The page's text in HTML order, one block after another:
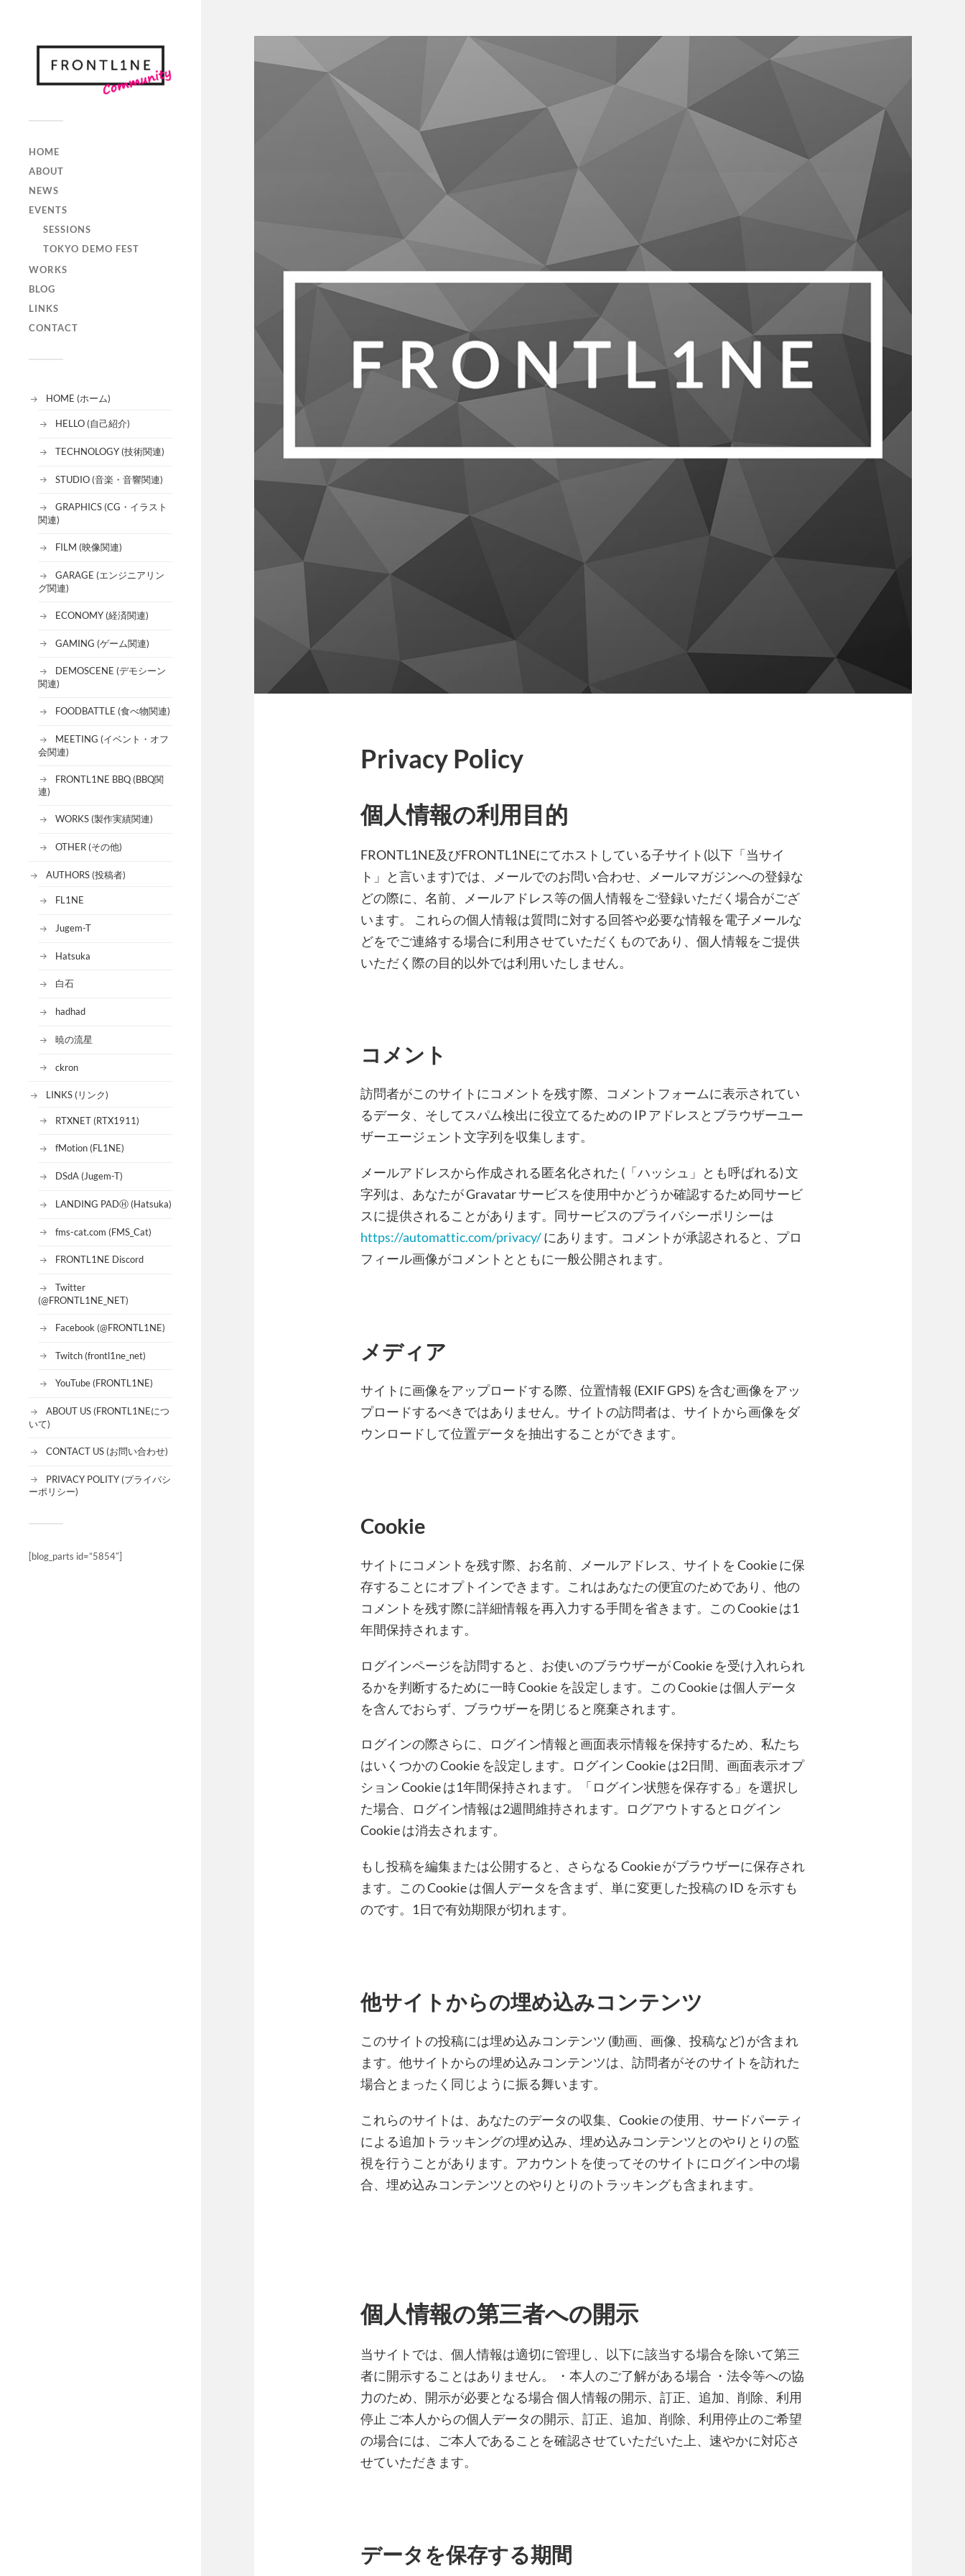
HOME
ABOUT
NEWS
EVENTS
SESSIONS
TOKYO DEMO FEST
WORKS
BLOG
LINKS
CONTACT
HOME (ホーム)
HELLO (自己紹介)
TECHNOLOGY (技術関連)
STUDIO (音楽・音響関連)
GRAPHICS (CG・イラスト
関連)
FILM (映像関連)
GARAGE (エンジニアリン
グ関連)
ECONOMY (経済関連)
GAMING (ゲーム関連)
DEMOSCENE (デモシーン
関連)
FOODBATTLE (食べ物関連)
MEETING (イベント・オフ
会関連)
FRONTL1NE BBQ (BBQ関
連)
WORKS (製作実績関連)
OTHER (その他)
AUTHORS (投稿者)
FL1NE
Jugem-T
Hatsuka
白石
hadhad
暁の流星
ckron
LINKS (リンク)
RTXNET (RTX1911)
fMotion (FL1NE)
DSdA (Jugem-T)
LANDING PADⒽ (Hatsuka)
fms-cat.com (FMS_Cat)
FRONTL1NE Discord
Twitter
(@FRONTL1NE_NET)
Facebook (@FRONTL1NE)
Twitch (frontl1ne_net)
YouTube (FRONTL1NE)
ABOUT US (FRONTL1NEにつ
いて)
CONTACT US (お問い合わせ)
PRIVACY POLITY (プライバシ
ーポリシー)
[blog_parts id=”5854″]
Privacy Policy
個人情報の利用目的
FRONTL1NE及びFRONTL1NEにてホストしている子サイト(以下「当サイ
ト」と言います)では、メールでのお問い合わせ、メールマガジンへの登録な
どの際に、名前、メールアドレス等の個人情報をご登録いただく場合がござ
います。 これらの個人情報は質問に対する回答や必要な情報を電子メールな
どをでご連絡する場合に利用させていただくものであり、個人情報をご提供
いただく際の目的以外では利用いたしません。
コメント
訪問者がこのサイトにコメントを残す際、コメントフォームに表示されてい
るデータ、そしてスパム検出に役立てるための IP アドレスとブラウザーユー
ザーエージェント文字列を収集します。
メールアドレスから作成される匿名化された (「ハッシュ」とも呼ばれる) 文
字列は、あなたが Gravatar サービスを使用中かどうか確認するため同サービ
スに提供されることがあります。同サービスのプライバシーポリシーは
https://automattic.com/privacy/にあります。コメントが承認されると、プロ
フィール画像がコメントとともに一般公開されます。
メディア
サイトに画像をアップロードする際、位置情報 (EXIF GPS) を含む画像をアッ
プロードするべきではありません。サイトの訪問者は、サイトから画像をダ
ウンロードして位置データを抽出することができます。
Cookie
サイトにコメントを残す際、お名前、メールアドレス、サイトを Cookie に保
存することにオプトインできます。これはあなたの便宜のためであり、他の
コメントを残す際に詳細情報を再入力する手間を省きます。この Cookie は1
年間保持されます。
ログインページを訪問すると、お使いのブラウザーが Cookie を受け入れられ
るかを判断するために一時 Cookie を設定します。この Cookie は個人データ
を含んでおらず、ブラウザーを閉じると廃棄されます。
ログインの際さらに、ログイン情報と画面表示情報を保持するため、私たち
はいくつかの Cookie を設定します。ログイン Cookie は2日間、画面表示オプ
ション Cookie は1年間保持されます。「ログイン状態を保存する」を選択し
た場合、ログイン情報は2週間維持されます。ログアウトするとログイン
Cookie は消去されます。
もし投稿を編集または公開すると、さらなる Cookie がブラウザーに保存され
ます。この Cookie は個人データを含まず、単に変更した投稿の ID を示すも
のです。1日で有効期限が切れます。
他サイトからの埋め込みコンテンツ
このサイトの投稿には埋め込みコンテンツ (動画、画像、投稿など) が含まれ
ます。他サイトからの埋め込みコンテンツは、訪問者がそのサイトを訪れた
場合とまったく同じように振る舞います。
これらのサイトは、あなたのデータの収集、Cookie の使用、サードパーティ
による追加トラッキングの埋め込み、埋め込みコンテンツとのやりとりの監
視を行うことがあります。アカウントを使ってそのサイトにログイン中の場
合、埋め込みコンテンツとのやりとりのトラッキングも含まれます。
個人情報の第三者への開示
当サイトでは、個人情報は適切に管理し、以下に該当する場合を除いて第三
者に開示することはありません。 ・本人のご了解がある場合 ・法令等への協
力のため、開示が必要となる場合 個人情報の開示、訂正、追加、削除、利用
停止 ご本人からの個人データの開示、訂正、追加、削除、利用停止のご希望
の場合には、ご本人であることを確認させていただいた上、速やかに対応さ
せていただきます。
データを保存する期間